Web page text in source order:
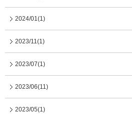
2024/01(1)
2023/11(1)
2023/07(1)
2023/06(11)
2023/05(1)